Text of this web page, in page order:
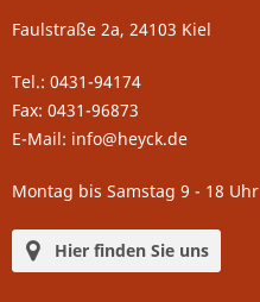
Faulstraße 2a, 24103 Kiel
Tel.: 0431-94174
Fax: 0431-96873
E-Mail: info@heyck.de
Montag bis Samstag 9 - 18 Uhr
Hier finden Sie uns